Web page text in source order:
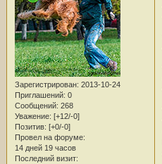
Зарегистрирован: 2013-10-24
Приглашений: 0
Сообщений: 268
Уважение: [+12/-0]
Позитив: [+0/-0]
Провел на форуме:
14 дней 19 часов
Последний визит: